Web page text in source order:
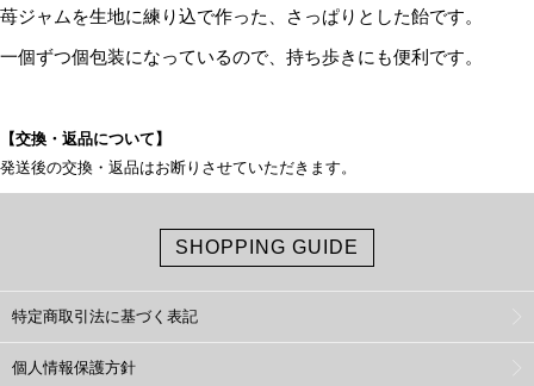
苺ジャムを生地に練り込で作った、さっぱりとした飴です。
一個ずつ個包装になっているので、持ち歩きにも便利です。
【交換・返品について】
発送後の交換・返品はお断りさせていただきます。
SHOPPING GUIDE
特定商取引法に基づく表記
個人情報保護方針